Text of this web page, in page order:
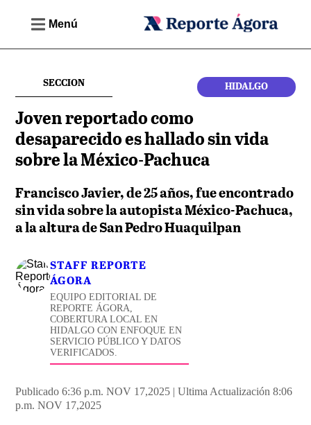
Menú
SECCION HIDALGO
Joven reportado como
desaparecido es hallado sin vida
sobre la México-Pachuca
Francisco Javier, de 25 años, fue encontrado
sin vida sobre la autopista México-Pachuca,
a la altura de San Pedro Huaquilpan
STAFF REPORTE
ÁGORA
EQUIPO EDITORIAL DE
REPORTE ÁGORA,
COBERTURA LOCAL EN
HIDALGO CON ENFOQUE EN
SERVICIO PÚBLICO Y DATOS
VERIFICADOS.
Publicado 6:36 p.m. NOV 17,2025 | Ultima Actualización 8:06
p.m. NOV 17,2025